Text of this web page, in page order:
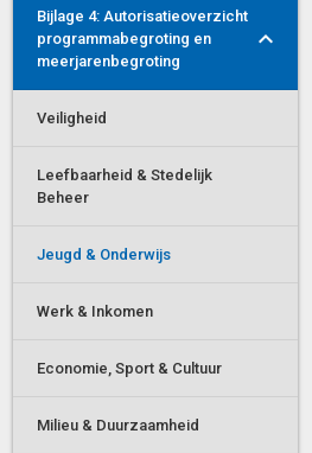
Bijlage 4: Autorisatieoverzicht
programmabegroting en
meerjarenbegroting
Veiligheid
Leefbaarheid & Stedelijk
Beheer
Jeugd & Onderwijs
Werk & Inkomen
Economie, Sport & Cultuur
Milieu & Duurzaamheid